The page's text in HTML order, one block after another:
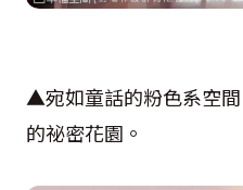
▲宛如童話的粉色系空
的祕密花園。